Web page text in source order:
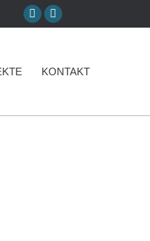
FacebookInstagram
in
KONTAKT